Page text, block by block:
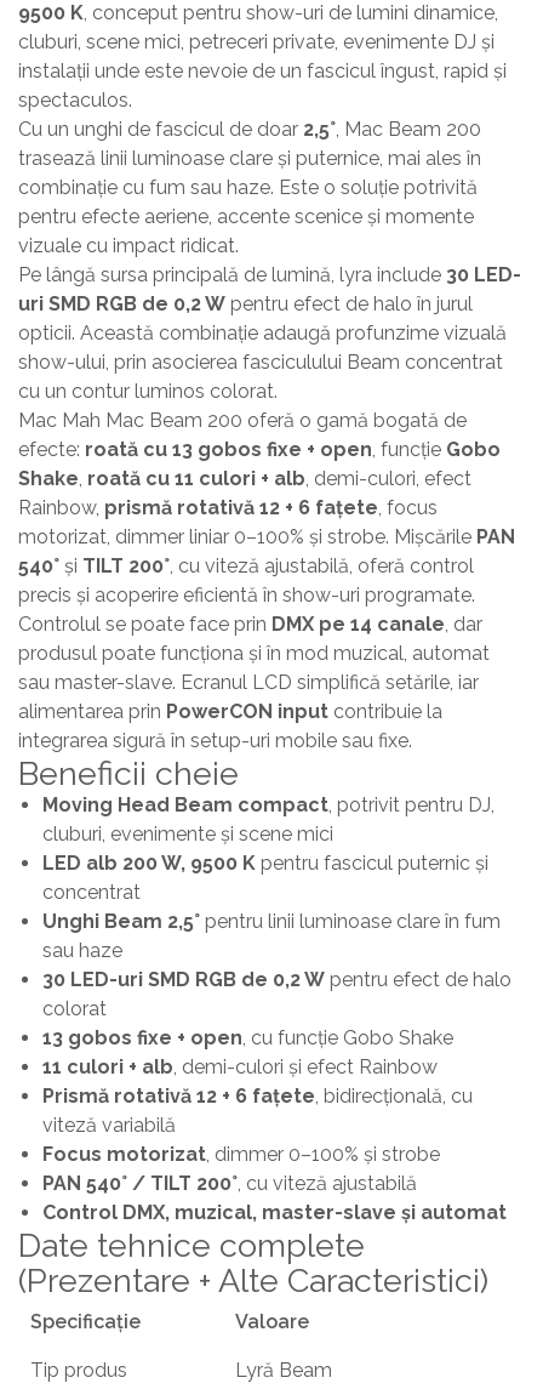
9500 K, conceput pentru show-uri de lumini dinamice,
cluburi, scene mici, petreceri private, evenimente DJ și
instalații unde este nevoie de un fascicul îngust, rapid și
spectaculos.
Cu un unghi de fascicul de doar 2,5°, Mac Beam 200
trasează linii luminoase clare și puternice, mai ales în
combinație cu fum sau haze. Este o soluție potrivită
pentru efecte aeriene, accente scenice și momente
vizuale cu impact ridicat.
Pe lângă sursa principală de lumină, lyra include 30 LED-
uri SMD RGB de 0,2 W pentru efect de halo în jurul
opticii. Această combinație adaugă profunzime vizuală
show-ului, prin asocierea fasciculului Beam concentrat
cu un contur luminos colorat.
Mac Mah Mac Beam 200 oferă o gamă bogată de
efecte: roată cu 13 gobos fixe + open, funcție Gobo
Shake, roată cu 11 culori + alb, demi-culori, efect
Rainbow, prismă rotativă 12 + 6 fațete, focus
motorizat, dimmer liniar 0–100% și strobe. Mișcările PAN
540° și TILT 200°, cu viteză ajustabilă, oferă control
precis și acoperire eficientă în show-uri programate.
Controlul se poate face prin DMX pe 14 canale, dar
produsul poate funcționa și în mod muzical, automat
sau master-slave. Ecranul LCD simplifică setările, iar
alimentarea prin PowerCON input contribuie la
integrarea sigură în setup-uri mobile sau fixe.
Beneficii cheie
Moving Head Beam compact, potrivit pentru DJ,
cluburi, evenimente și scene mici
LED alb 200 W, 9500 K pentru fascicul puternic și
concentrat
Unghi Beam 2,5° pentru linii luminoase clare în fum
sau haze
30 LED-uri SMD RGB de 0,2 W pentru efect de halo
colorat
13 gobos fixe + open, cu funcție Gobo Shake
11 culori + alb, demi-culori și efect Rainbow
Prismă rotativă 12 + 6 fațete, bidirecțională, cu
viteză variabilă
Focus motorizat, dimmer 0–100% și strobe
PAN 540° / TILT 200°, cu viteză ajustabilă
Control DMX, muzical, master-slave și automat
Date tehnice complete
(Prezentare + Alte Caracteristici)
Specificație Valoare
Tip produs Lyră Beam